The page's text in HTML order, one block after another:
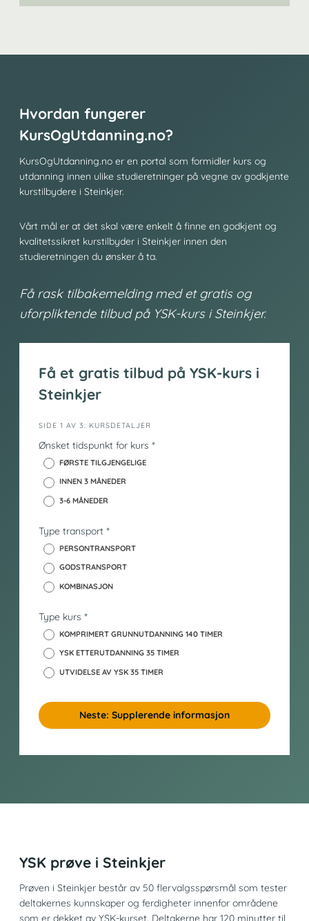
Hvordan fungerer
KursOgUtdanning.no?
KursOgUtdanning.no er en portal som formidler kurs og
utdanning innen ulike studieretninger på vegne av godkjente
kurstilbydere i Steinkjer.
Vårt mål er at det skal være enkelt å finne en godkjent og
kvalitetssikret kurstilbyder i Steinkjer innen den
studieretningen du ønsker å ta.
Få rask tilbakemelding med et gratis og
uforpliktende tilbud på YSK-kurs i Steinkjer.
Få et gratis tilbud på YSK-kurs i
Steinkjer
i
n
o
_
SIDE 1 AV 3: KURSDETALJER
Ønsket tidspunkt for kurs *
FØRSTE TILGJENGELIGE
INNEN 3 MÅNEDER
3-6 MÅNEDER
Type transport *
PERSONTRANSPORT
GODSTRANSPORT
KOMBINASJON
Type kurs *
KOMPRIMERT GRUNNUTDANNING 140 TIMER
YSK ETTERUTDANNING 35 TIMER
UTVIDELSE AV YSK 35 TIMER
Neste: Supplerende informasjon
YSK prøve i Steinkjer
Prøven i Steinkjer består av 50 flervalgsspørsmål som tester
deltakernes kunnskaper og ferdigheter innenfor områdene
som er dekket av YSK-kurset. Deltakerne har 120 minutter til